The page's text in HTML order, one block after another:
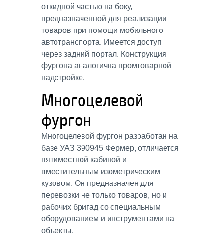
откидной частью на боку,
предназначенной для реализации
товаров при помощи мобильного
автотранспорта. Имеется доступ
через задний портал. Конструкция
фургона аналогична промтоварной
надстройке.
Многоцелевой
фургон
Многоцелевой фургон разработан на
базе УАЗ 390945 Фермер, отличается
пятиместной кабиной и
вместительным изометрическим
кузовом. Он предназначен для
перевозки не только товаров, но и
рабочих бригад со специальным
оборудованием и инструментами на
объекты.